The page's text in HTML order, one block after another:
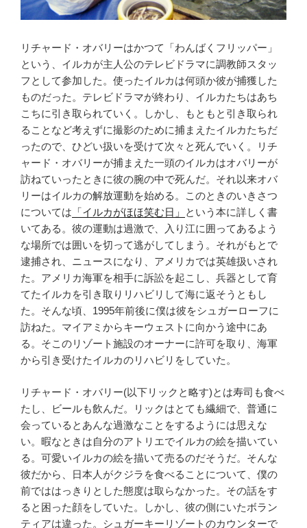
リチャード・オバリーはかつて「わんばくフリッパー」
という、イルカが主人公のテレビドラマに調教師スタッ
フとして参加した。使ったイルカは何頭か彼が捕獲した
ものだった。テレビドラマが終わり、イルカたちはあち
こちに引き取られていく。しかし、もともと引き取られ
ることなど考えずに撮影のために捕まえたイルカたちだ
ったので、ひどい扱いを受けて次々と死んでいく。リチ
ャード・オバリーが捕まえた一頭のイルカはオバリーが
訪ねていったときに彼の腕の中で死んだ。それ以来オバ
リーはイルカの解放運動を始める。このときのいきさつ
については 「イルカがほほ笑む日」
という本に詳しく書
いてある。彼の運動は過激で、入り江に囲ってあるよう
な場所では囲いを切って逃がしてしまう。それがもとで
逮捕され、ニュースになり、アメリカでは英雄扱いされ
た。アメリカ海軍を相手に訴訟を起こし、兵器として育
てたイルカを引き取りリハビリして海に返そうともし
た。そんな頃、1995年前後に僕は彼をシュガーローフに
訪ねた。マイアミからキーウェストに向かう途中にあ
る。そこのリゾート施設のオーナーに許可を取り、海軍
から引き受けたイルカのリハビリをしていた。
リチャード・オバリー(以下リックと略す)とは寿司も食べ
たし、ビールも飲んだ。リックはとても繊細で、普通に
会っているとあんな過激なことをするようには思えな
い。暇なときは自分のアトリエでイルカの絵を描いてい
る。可愛いイルカの絵を描いて売るのだそうだ。そんな
彼だから、日本人がクジラを食べることについて、僕の
前でははっきりとした態度は取らなかった。その話をす
ると困った顔をしていた。しかし、彼の側にいたボラン
ティアは違った。シュガーキーリゾートのカウンターで